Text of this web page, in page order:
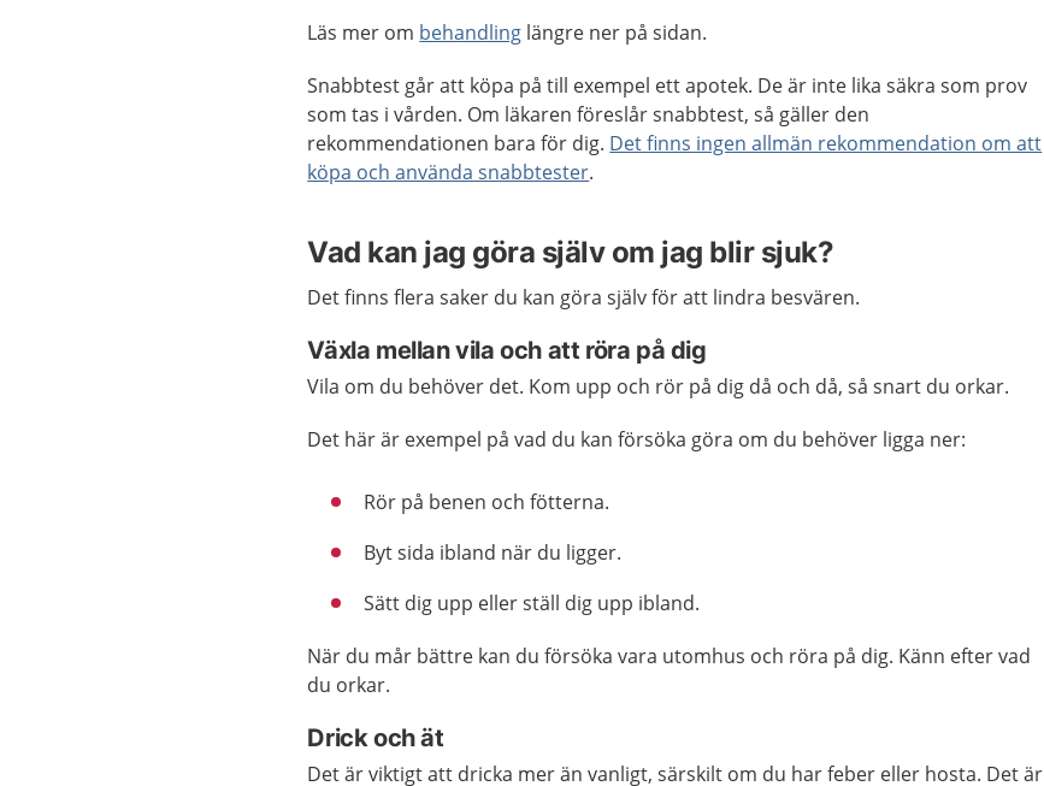
Läs mer om behandling längre ner på sidan.
Snabbtest går att köpa på till exempel ett apotek. De är inte lika säkra som prov
som tas i vården. Om läkaren föreslår snabbtest, så gäller den
rekommendationen bara för dig. Det finns ingen allmän rekommendation om att
köpa och använda snabbtester.
Vad kan jag göra själv om jag blir sjuk?
Det finns flera saker du kan göra själv för att lindra besvären.
Växla mellan vila och att röra på dig
Vila om du behöver det. Kom upp och rör på dig då och då, så snart du orkar.
Det här är exempel på vad du kan försöka göra om du behöver ligga ner:
Rör på benen och fötterna.
Byt sida ibland när du ligger.
Sätt dig upp eller ställ dig upp ibland.
När du mår bättre kan du försöka vara utomhus och röra på dig. Känn efter vad
du orkar.
Drick och ät
Det är viktigt att dricka mer än vanligt, särskilt om du har feber eller hosta. Det är